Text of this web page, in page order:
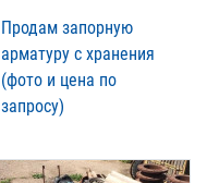
Продам запорную
арматуру с хранения
(фото и цена по
запросу)